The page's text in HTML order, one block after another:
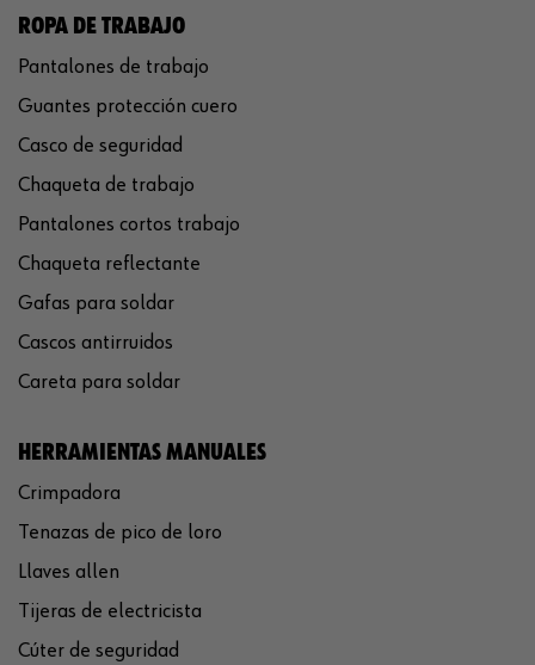
ROPA DE TRABAJO
Pantalones de trabajo
Guantes protección cuero
Casco de seguridad
Chaqueta de trabajo
Pantalones cortos trabajo
Chaqueta reflectante
Gafas para soldar
Cascos antirruidos
Careta para soldar
HERRAMIENTAS MANUALES
Crimpadora
Tenazas de pico de loro
Llaves allen
Tijeras de electricista
Cúter de seguridad